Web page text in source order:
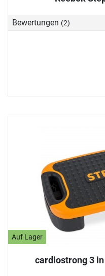
Bewertungen (2)
Auf Lager
cardiostrong 3